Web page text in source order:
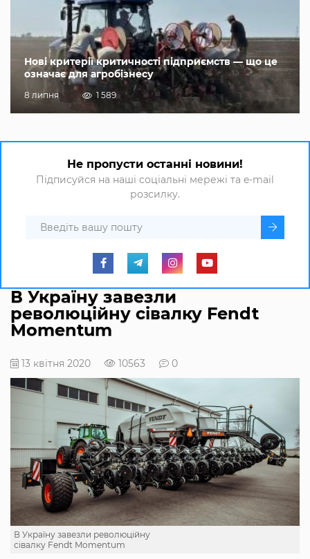
Нові критерії критичності підприємств — що це
означає для агробізнесу
8 липня 1 589
Не пропусти останні новини!
Підписуйся на наші соціальні мережі та e-mail
розсилку.
В Україну завезли
революційну сівалку Fendt
Momentum
13 квітня 2020 10563 0
В Україну завезли революційну
сівалку Fendt Momentum